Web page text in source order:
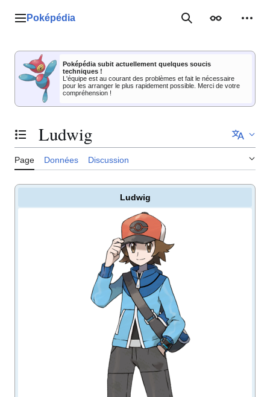
Menu principal
Poképédia RechercherApparence
Poképédia subit actuellement quelques soucis
techniques !
L'équipe est au courant des problèmes et fait le nécessaire
pour les arranger le plus rapidement possible. Merci de votre
compréhension !
Basculer la table des matières
Ludwig
Page Données Discussion
Ludwig